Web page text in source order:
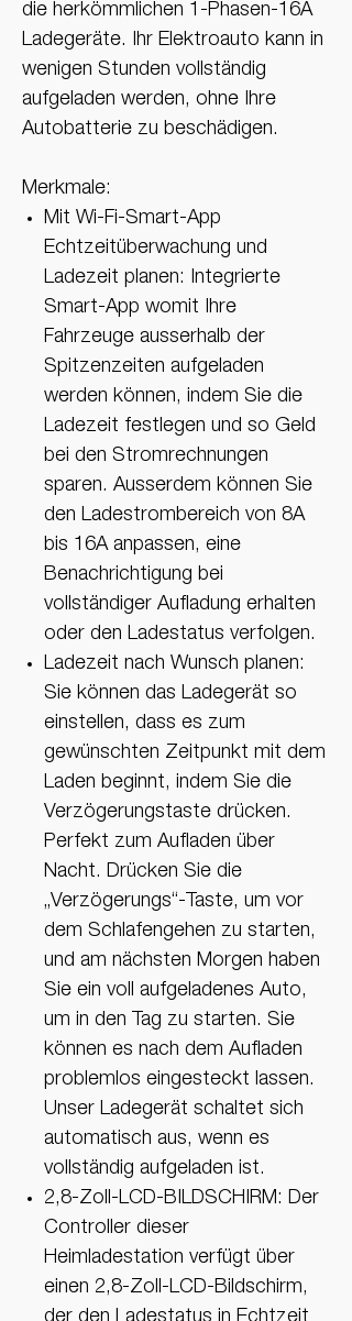
die herkömmlichen 1-Phasen-16A
Ladegeräte. Ihr Elektroauto kann in
wenigen Stunden vollständig
aufgeladen werden, ohne Ihre
Autobatterie zu beschädigen.
Merkmale:
Mit Wi-Fi-Smart-App
Echtzeitüberwachung und
Ladezeit planen: Integrierte
Smart-App womit Ihre
Fahrzeuge ausserhalb der
Spitzenzeiten aufgeladen
werden können, indem Sie die
Ladezeit festlegen und so Geld
bei den Stromrechnungen
sparen. Ausserdem können Sie
den Ladestrombereich von 8A
bis 16A anpassen, eine
Benachrichtigung bei
vollständiger Aufladung erhalten
oder den Ladestatus verfolgen.
Ladezeit nach Wunsch planen:
Sie können das Ladegerät so
einstellen, dass es zum
gewünschten Zeitpunkt mit dem
Laden beginnt, indem Sie die
Verzögerungstaste drücken.
Perfekt zum Aufladen über
Nacht. Drücken Sie die
„Verzögerungs“-Taste, um vor
dem Schlafengehen zu starten,
und am nächsten Morgen haben
Sie ein voll aufgeladenes Auto,
um in den Tag zu starten. Sie
können es nach dem Aufladen
problemlos eingesteckt lassen.
Unser Ladegerät schaltet sich
automatisch aus, wenn es
vollständig aufgeladen ist.
2,8-Zoll-LCD-BILDSCHIRM: Der
Controller dieser
Heimladestation verfügt über
einen 2,8-Zoll-LCD-Bildschirm,